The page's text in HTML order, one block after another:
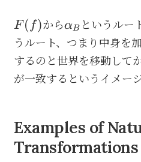
F(f)
F( f)から\alpha_B
αB というルー
うルート、つまり中身を
するのと世界を移動して
が一致するというイメージ
Examples of
Transformations